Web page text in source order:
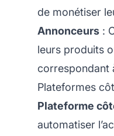
de monétiser
Annonceurs :
leurs produits
correspondant
Plateformes
Plateforme
automatiser